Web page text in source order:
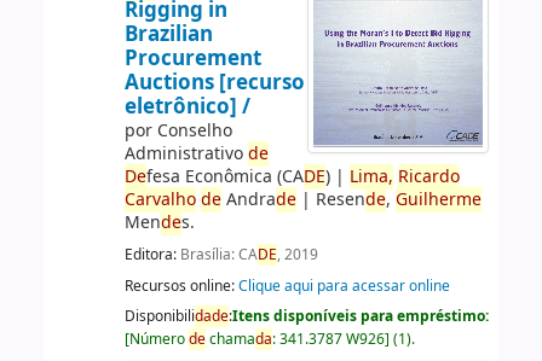
Rigging in
Brazilian
Procurement
Auctions [recurso
eletrônico] /
por Conselho
Administrativode
Defesa Econômica (CADE)| Lima, Ricardo
Carvalho deAndrade| Resende, Guilherme
Mendes.
Editora: Brasília: CADE, 2019
Recursos online:Clique aqui para acessar online
Disponibilidade:Itens disponíveis para empréstimo:
[Númerodechamada:341.3787 W926] (1).